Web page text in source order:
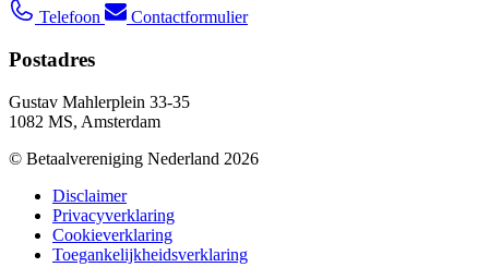
Telefoon Contactformulier
Postadres
Gustav Mahlerplein 33-35
1082 MS, Amsterdam
© Betaalvereniging Nederland 2026
Disclaimer
Privacyverklaring
Cookieverklaring
Toegankelijkheidsverklaring